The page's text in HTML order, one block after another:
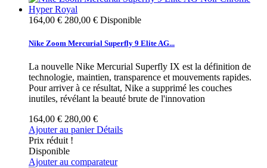
164,00 € 280,00 € Disponible
Nike Zoom Mercurial Superfly 9 Elite AG...
La nouvelle Nike Mercurial Superfly IX est la définition de
technologie, maintien, transparence et mouvements rapides.
Pour arriver à ce résultat, Nike a supprimé les couches
inutiles, révélant la beauté brute de l'innovation
164,00 € 280,00 €
Ajouter au panier Détails
Prix réduit !
Disponible
Ajouter au comparateur